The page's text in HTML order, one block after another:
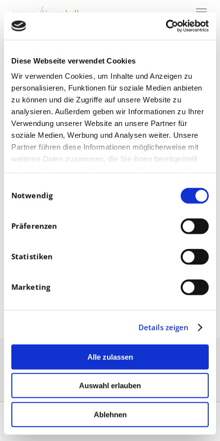
Diese Webseite verwendet Cookies
Wir verwenden Cookies, um Inhalte und Anzeigen zu
personalisieren, Funktionen für soziale Medien anbieten
zu können und die Zugriffe auf unsere Website zu
analysieren. Außerdem geben wir Informationen zu Ihrer
Verwendung unserer Website an unsere Partner für
soziale Medien, Werbung und Analysen weiter. Unsere
Partner führen diese Informationen möglicherweise mit
weiteren Daten zusammen, die Sie ihnen bereitgestellt
Notwendig
Präferenzen
Statistiken
Marketing
Details zeigen
Alle zulassen
Auswahl erlauben
Ablehnen
main
content
Menu
KünstlerInnen
tanzen Sie durch
die Ballnacht
Impressum & AGB|Datenschutz